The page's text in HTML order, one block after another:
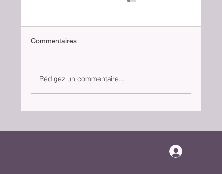
Le chat parachutiste
Commentaires
Rédigez un commentaire...